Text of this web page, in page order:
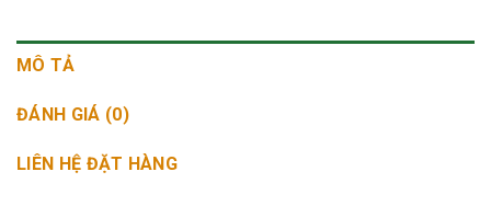
MÔ TẢ
ĐÁNH GIÁ (0)
LIÊN HỆ ĐẶT HÀNG